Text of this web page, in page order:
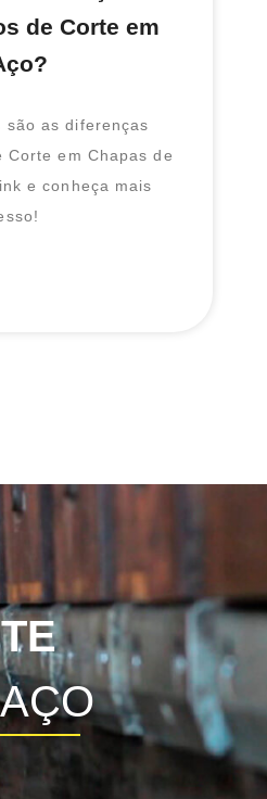
de Corte em
são as diferenças
em Chapas de
e conheça mais